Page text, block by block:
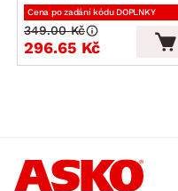
Cena po zadání kódu DOPLNKY
296.65 Kč
349.00 Kč